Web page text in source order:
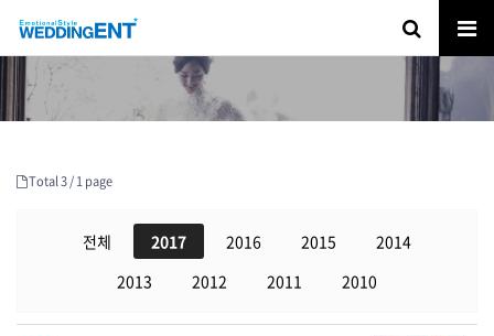
Total 3 /1 page
전체 2017 2016 2015
2014
2013
2012 2011 2010